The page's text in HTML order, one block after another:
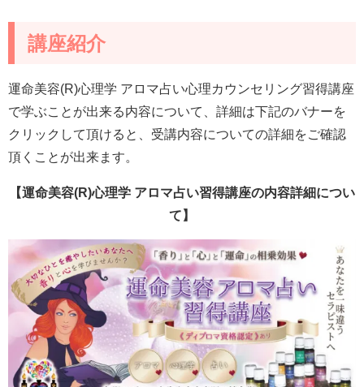
講座紹介
運命美容(R)心理学 アロマ占い心理カウンセリング習得講座
で学ぶことが出来る内容について、詳細は下記のバナーを
クリックして頂けると、受講内容についての詳細をご確認
頂くことが出来ます。
【運命美容(R)心理学 アロマ占い習得講座の内容詳細につい
て】